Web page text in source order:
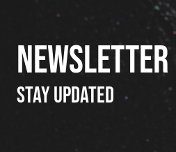
NEWSLETTER
Stay updated